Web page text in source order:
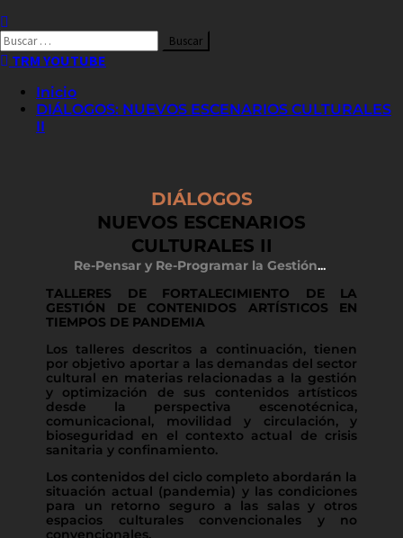
Buscar
por:TRM YOUTUBE
Inicio
DIÁLOGOS: NUEVOS ESCENARIOS CULTURALES
II
DIÁLOGOS
NUEVOS ESCENARIOS
CULTURALES II
Re-Pensar y Re-Programar la Gestión...
TALLERES DE FORTALECIMIENTO DE LA
GESTIÓN DE CONTENIDOS ARTÍSTICOS EN
TIEMPOS DE PANDEMIA
Los talleres descritos a continuación, tienen
por objetivo aportar a las demandas del sector
cultural en materias relacionadas a la gestión
y optimización de sus contenidos artísticos
desde la perspectiva escenotécnica,
comunicacional, movilidad y circulación, y
bioseguridad en el contexto actual de crisis
sanitaria y confinamiento.
Los contenidos del ciclo completo abordarán la
situación actual (pandemia) y las condiciones
para un retorno seguro a las salas y otros
espacios culturales convencionales y no
convencionales.